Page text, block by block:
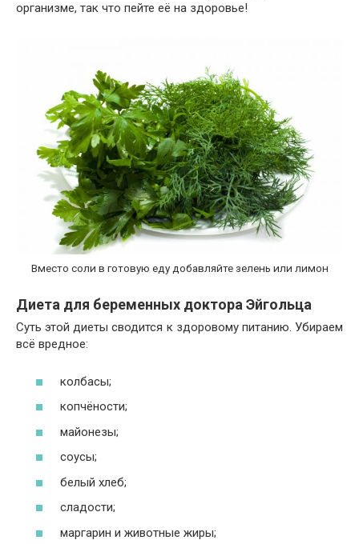
организме, так что пейте её на здоровье!
Вместо соли в готовую еду добавляйте зелень или лимон
Диета для беременных доктора Эйгольца
Суть этой диеты сводится к здоровому питанию. Убираем
всё вредное:
колбасы;
копчёности;
майонезы;
соусы;
белый хлеб;
сладости;
маргарин и животные жиры;